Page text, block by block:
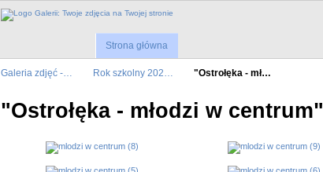
Strona główna
Galeria zdjęć -… Rok szkolny 202… "Ostrołęka - mł…
"Ostrołęka - młodzi w centrum"